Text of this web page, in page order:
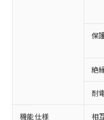
保
絶
耐
機能仕様 相
本サー
本サー
非含有の対
非該当品：
害物質有無
仕入先様の
むを得ず変更
※1 中国
基準値以下
基準値を超
「－」：未確
為替お